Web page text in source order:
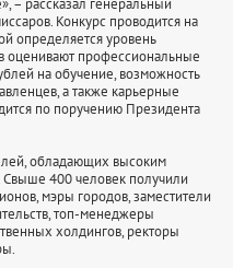
– рассказал генеральный
Конкурс проводится на
определяется уровень
оценивают профессиональные
на обучение, возможность
а также карьерные
по поручению Президента
обладающих высоким
Свыше 400 человек получили
мэры городов, заместители
топ-менеджеры
холдингов, ректоры